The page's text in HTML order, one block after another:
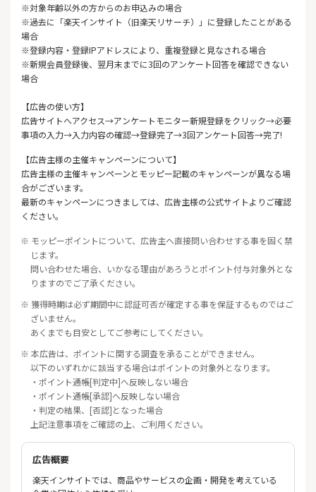
※対象年齢以外の方からのお申込みの場合
※過去に「楽天インサイト（旧楽天リサーチ）」に登録したことがある
場合
※登録内容・登録IPアドレスにより、重複登録と見なされる場合
※新規会員登録後、翌月末までに3回のアンケート回答を確認できない
場合
【広告の使い方】
広告サイトへアクセス→アンケートモニター新規登録をクリック→必要
事項の入力→入力内容の確認→登録完了→3回アンケート回答→完了!
【広告主様の主催キャンペーンについて】
広告主様の主催キャンペーンとモッピー記載のキャンペーンが異なる場
合がございます。
最新のキャンペーンにつきましては、広告主様の公式サイトよりご確認
ください。
※ モッピーポイントについて、広告主へ直接問い合わせする事を固く禁
じます。
問い合わせた場合、いかなる理由があろうとポイント付与対象外とな
りますのでご了承ください。
※ 獲得時期は必ず期間中に認証可否が確定する事を保証するものではご
ざいません。
あくまでも目安としてご参考にしてください。
※ 本広告は、ポイントに関する調査を承ることができません。
以下のいずれかに該当する場合はポイントの対象外となります。
・ポイント通帳[判定中]へ反映しない場合
・ポイント通帳[承認]へ反映しない場合
・判定の結果、[否認]となった場合
上記注意事項をご確認の上、ご利用ください。
広告概要
楽天インサイトでは、商品やサービスの企画・開発を考えている